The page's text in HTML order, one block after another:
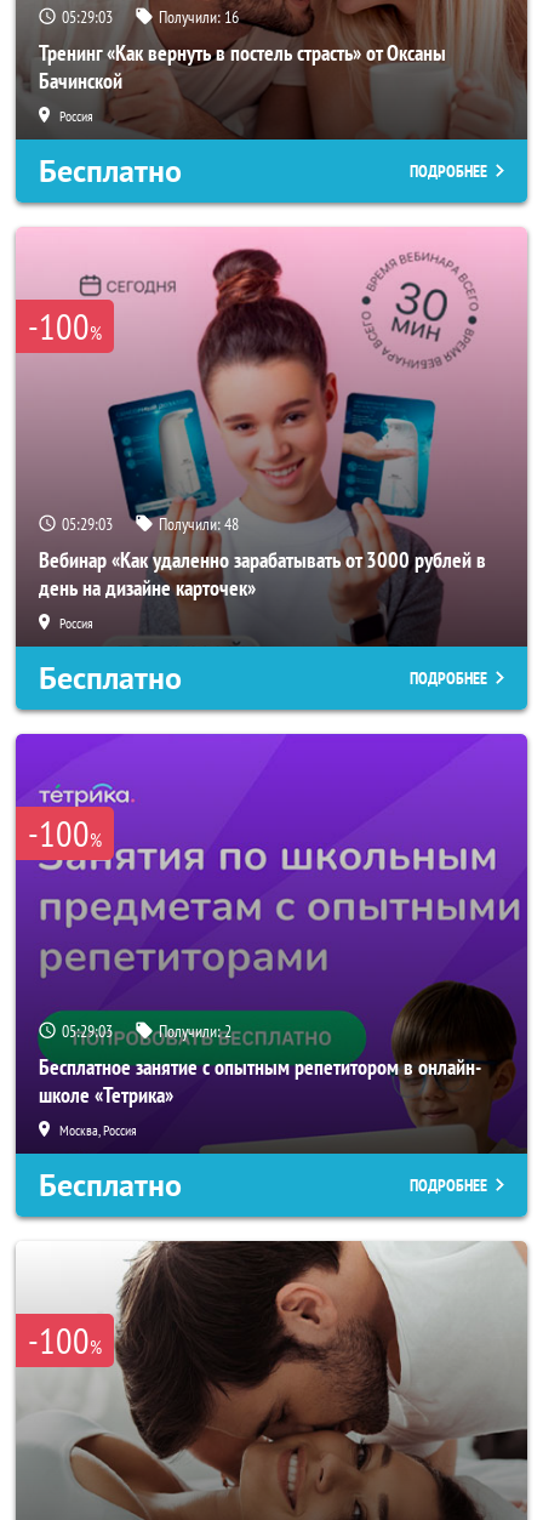
05:29:02 Получили: 16
Тренинг «Как вернуть в постель страсть» от Оксаны
Бачинской
Россия
Бесплатно ПОДРОБНЕЕ
-100%
05:29:02 Получили:48
Вебинар «Как удаленно зарабатывать от 3000 рублей в
день на дизайне карточек»
Россия
Бесплатно ПОДРОБНЕЕ
-100%
05:29:02 Получили:2
Бесплатное занятие с опытным репетитором в онлайн-
школе «Тетрика»
Москва, Россия
Бесплатно ПОДРОБНЕЕ
-100%